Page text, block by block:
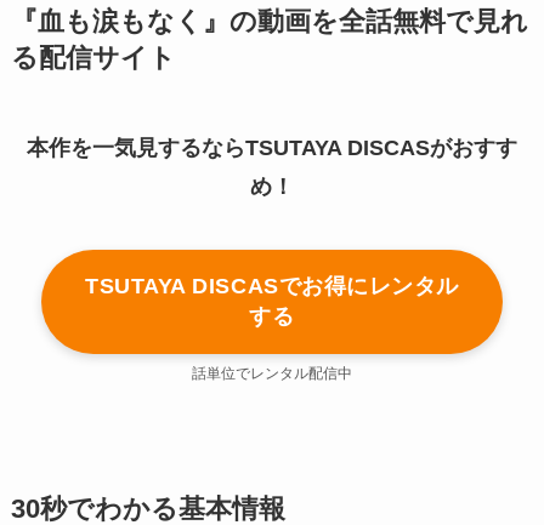
『血も涙もなく』の動画を全話無料で見れ
る配信サイト
本作を一気見するならTSUTAYA DISCASがおすす
め！
TSUTAYA DISCASでお得にレンタル
する
話単位でレンタル配信中
30秒でわかる基本情報